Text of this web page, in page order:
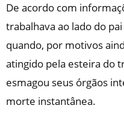
De acordo com
trabalhava ao lado do
quando, por motivos
atingido pela esteira do
esmagou seus órgãos
morte instantânea.